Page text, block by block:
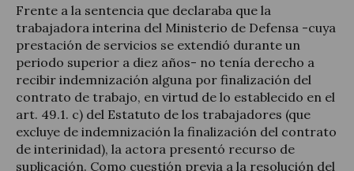
Notícies i articles
Frente a la sentencia que declaraba que la
trabajadora interina del Ministerio de Defensa -cuya
prestación de servicios se extendió durante un
periodo superior a diez años- no tenía derecho a
recibir indemnización alguna por finalización del
contrato de trabajo, en virtud de lo establecido en el
art. 49.1. c) del Estatuto de los trabajadores (que
excluye de indemnización la finalización del contrato
de interinidad), la actora presentó recurso de
suplicación. Como cuestión previa a la resolución del